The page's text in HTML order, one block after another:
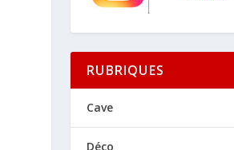
RUBRIQUES
Cave
Déco